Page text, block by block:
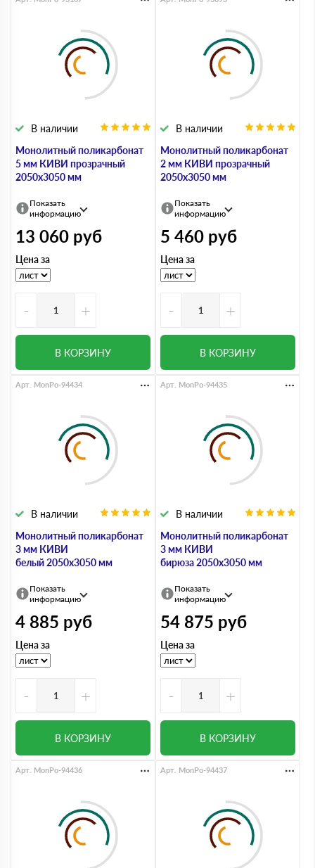
Монолитный поликарбонат
5 мм КИВИ прозрачный
2050х3050 мм
В наличии
Показать
информацию
13 060 руб
Цена за
- +
В КОРЗИНУ
Монолитный поликарбонат
2 мм КИВИ прозрачный
2050х3050 мм
В наличии
Показать
информацию
5 460 руб
Цена за
- +
В КОРЗИНУ
Монолитный поликарбонат
3 мм КИВИ
белый 2050х3050 мм
В наличии
Арт. MonPo-94434
Показать
информацию
4 885 руб
Цена за
- +
В КОРЗИНУ
Монолитный поликарбонат
3 мм КИВИ
бирюза 2050х3050 мм
В наличии
Арт. MonPo-94435
Показать
информацию
54 875 руб
Цена за
- +
В КОРЗИНУ
Арт. MonPo-94436 Арт. MonPo-94437